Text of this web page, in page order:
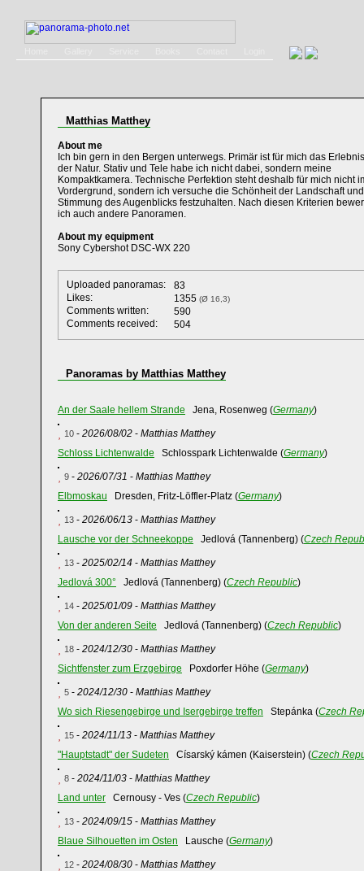
Matthias Matthey
About me
Ich bin gern in den Bergen unterwegs. Primär ist für mich das
der Natur. Stativ und Tele habe ich nicht dabei, sondern meine
Kompaktkamera. Technische Perfektion steht deshalb für mich nicht
Vordergrund, sondern ich versuche die Schönheit der Landschaft
Stimmung des Augenblicks festzuhalten. Nach diesen Kriterien
ich auch andere Panoramen.
About my equipment
Sony Cybershot DSC-WX 220
Uploaded panoramas:
83
Likes:
1355 (Ø 16,3)
Comments written:
590
Comments received:
504
Panoramas by Matthias Matthey
An der Saale hellem Strande Jena, Rosenweg (Germany)
10 - 2026/08/02 - Matthias Matthey
Schloss Lichtenwalde Schlosspark Lichtenwalde (Germany)
9 - 2026/07/31 - Matthias Matthey
Elbmoskau Dresden, Fritz-Löffler-Platz (Germany)
13 - 2026/06/13 - Matthias Matthey
Lausche vor der Schneekoppe Jedlová (Tannenberg) (Czech
13 - 2025/02/14 - Matthias Matthey
Jedlová 300° Jedlová (Tannenberg) (Czech Republic)
14 - 2025/01/09 - Matthias Matthey
Von der anderen Seite Jedlová (Tannenberg) (Czech Republic)
18 - 2024/12/30 - Matthias Matthey
Sichtfenster zum Erzgebirge Poxdorfer Höhe (Germany)
5 - 2024/12/30 - Matthias Matthey
Wo sich Riesengebirge und Isergebirge treffen Stepánka (Czech
15 - 2024/11/13 - Matthias Matthey
"Hauptstadt" der Sudeten Císarský kámen (Kaiserstein) (Czech
8 - 2024/11/03 - Matthias Matthey
Land unter Cernousy - Ves (Czech Republic)
13 - 2024/09/15 - Matthias Matthey
Blaue Silhouetten im Osten Lausche (Germany)
12 - 2024/08/30 - Matthias Matthey